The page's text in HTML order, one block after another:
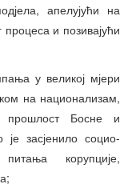
апелујући на
процеса и позивајући
у великој мјери
на национализам,
прошлост Босне и
засјенило социо-
корупције,